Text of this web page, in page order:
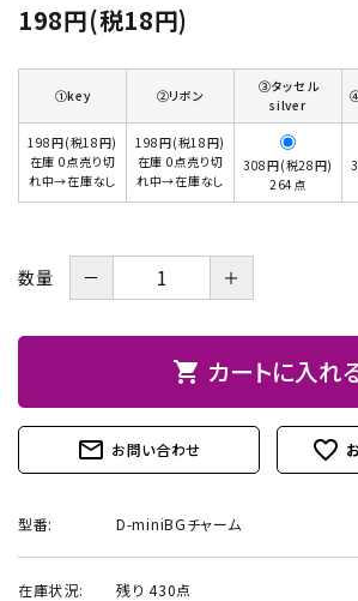
ガイドライン
198円(税18円)
①key ②リボン
③タッセル
silver
198円(税18円)
在庫 0点売り切
れ中→在庫なし
198円(税18円)
在庫 0点売り切
れ中→在庫なし
308円(税28円)
264点
数量 － ＋
shopping_cart カートに入れ
mail_outline お問い合わせ favorite_outline
型番: D-miniBGチャーム
在庫状況: 残り 430点